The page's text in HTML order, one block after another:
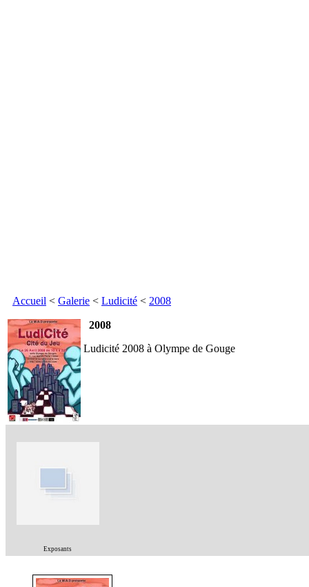
Accueil < Galerie < Ludicité < 2008
2008
Ludicité 2008 à Olympe de Gouge
Exposants